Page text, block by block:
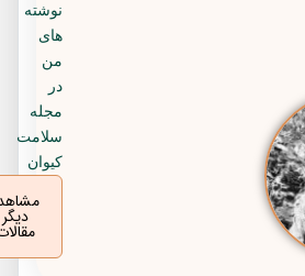
نوشته
سلامت
کیوان
مشاهده
مقالات